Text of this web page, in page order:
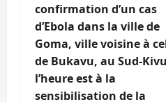
confirmation d’un cas
d’Ebola dans la ville de
Goma, ville voisine à
de Bukavu, au Sud-Kivu
l’heure est à la
sensibilisation de la